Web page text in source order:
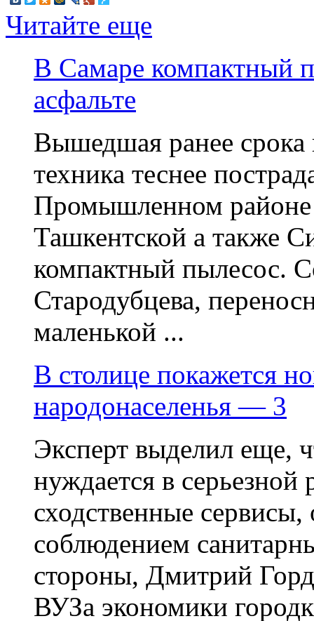
Читайте еще
В Самаре компактный
асфальте
Вышедшая ранее срока
техника теснее
Промышленном районе
Ташкентской а также
компактный пылесос.
Стародубцева,
маленькой ...
В столице покажется
народонаселенья — 3
Эксперт выделил еще,
нуждается в серьезной
сходственные
соблюдением
стороны, Дмитрий
ВУЗа экономики